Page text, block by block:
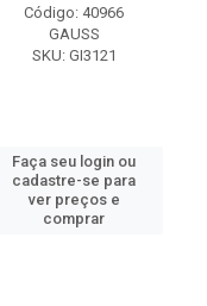
Código: 40966
GAUSS
SKU: GI3121
Faça seu login ou
cadastre-se para
ver preços e
comprar